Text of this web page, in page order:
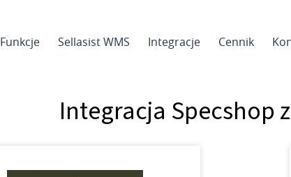
Funkcje Sellasist WMS Integracje Cennik
Integracja Specshop